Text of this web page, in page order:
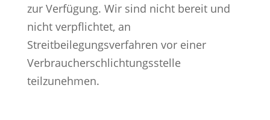
zur Verfügung. Wir sind nicht bereit und
nicht verpflichtet, an
Streitbeilegungsverfahren vor einer
Verbraucherschlichtungsstelle
teilzunehmen.